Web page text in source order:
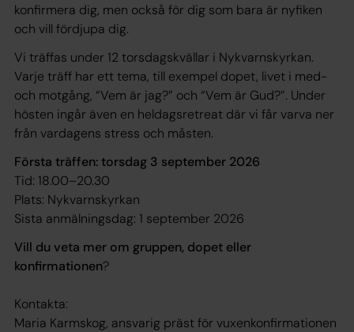
konfirmera dig, men också för dig som bara är nyfiken
och vill fördjupa dig.
Vi träffas under 12 torsdagskvällar i Nykvarnskyrkan.
Varje träff har ett tema, till exempel dopet, livet i med-
och motgång, “Vem är jag?” och “Vem är Gud?”. Under
hösten ingår även en heldagsretreat där vi får varva ner
från vardagens stress och måsten.
Första träffen: torsdag 3 september 2026
Tid: 18.00–20.30
Plats: Nykvarnskyrkan
Sista anmälningsdag: 1 september 2026
Vill du veta mer om gruppen, dopet eller
konfirmationen?
Kontakta:
Maria Karmskog, ansvarig präst för vuxenkonfirmationen